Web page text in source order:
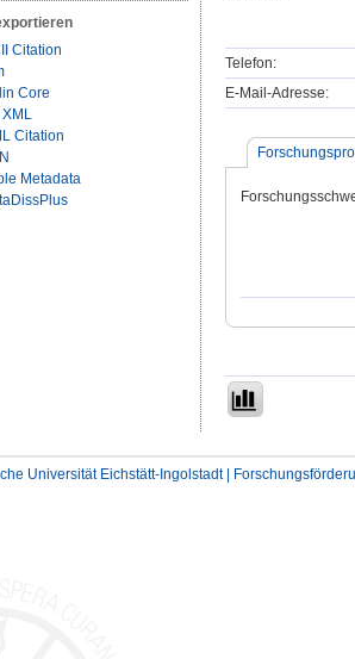
Citation
Core
XML
Citation
Metadata
Telefon:
E-Mail-Adresse:
Universität Eichstätt-Ingolstadt |